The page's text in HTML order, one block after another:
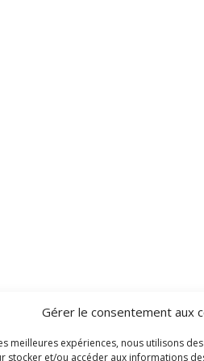
Gérer le consentement aux
meilleures expériences, nous utilisons
stocker et/ou accéder aux informations